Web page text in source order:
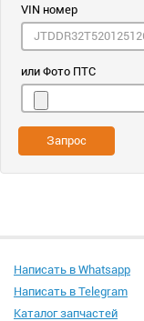
VIN номер
или Фото ПТС
Запрос
Написать в Whatsapp
Написать в Telegram
Каталог запчастей